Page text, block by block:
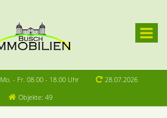
Mo. - Fr. 08.00 - 18.00 Uhr
28.07.2026
Objekte: 49